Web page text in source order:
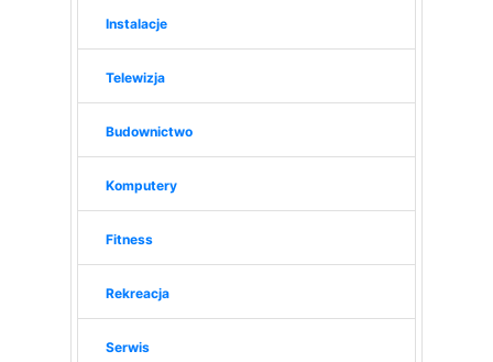
Instalacje
Telewizja
Budownictwo
Komputery
Fitness
Rekreacja
Serwis